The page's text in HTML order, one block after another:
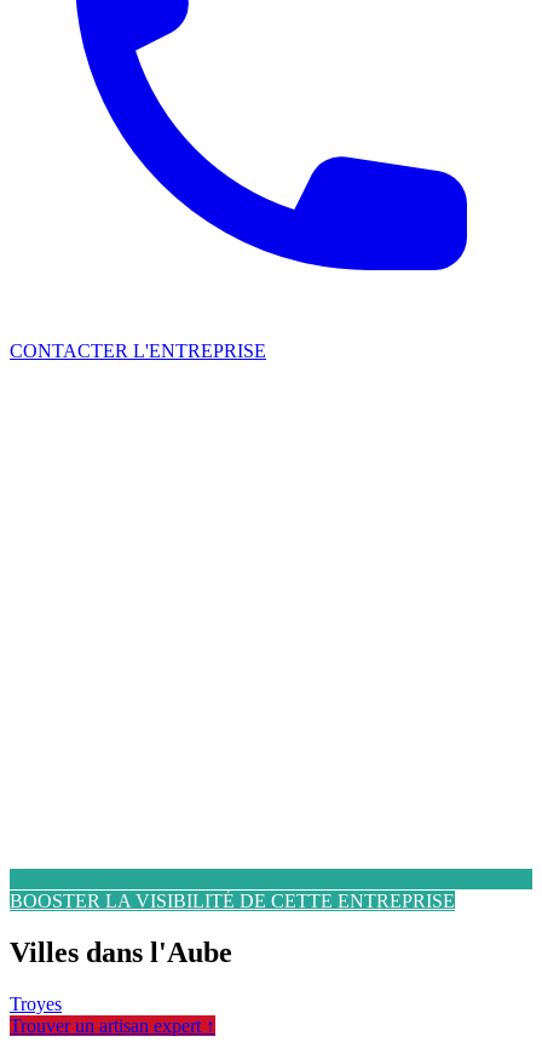
CONTACTER L'ENTREPRISE
BOOSTER LA VISIBILITÉ DE CETTE ENTREPRISE
Villes dans l'Aube
Troyes
Trouver un artisan expert ↑